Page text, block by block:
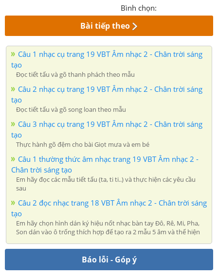
Bình chọn:
Bài tiếp theo
Câu 1 nhạc cụ trang 19 VBT Âm nhạc 2 - Chân trời sáng
tạo
Đọc tiết tấu và gõ thanh phách theo mẫu
Câu 2 nhạc cụ trang 19 VBT Âm nhạc 2 - Chân trời sáng
tạo
Đọc tiết tấu và gõ song loan theo mẫu
Câu 3 nhạc cụ trang 19 VBT Âm nhạc 2 - Chân trời sáng
tạo
Thực hành gõ đệm cho bài Giọt mưa và em bé
Câu 1 thường thức âm nhạc trang 19 VBT Âm nhạc 2 -
Chân trời sáng tạo
Em hãy đọc các mẫu tiết tấu (ta, ti ti..) và thực hiện các yêu cầu
sau
Câu 2 đọc nhạc trang 18 VBT Âm nhạc 2 - Chân trời sáng
tạo
Em hãy chọn hình dán ký hiệu nốt nhạc bàn tay Đô, Rê, Mi, Pha,
Son dán vào ô trống thích hợp để tạo ra 2 mẫu 5 âm và thể hiện
Báo lỗi - Góp ý